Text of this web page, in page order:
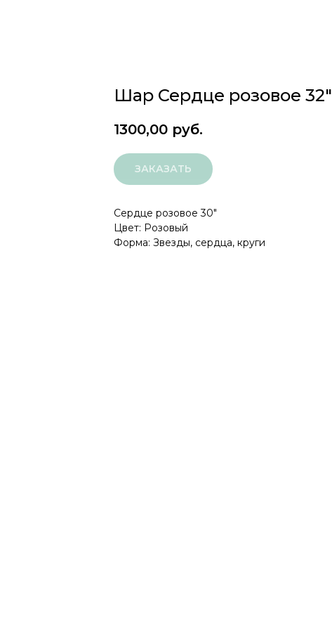
Шар Сердце розовое 32"
1300,00 руб.
ЗАКАЗАТЬ
Сердце розовое 30"
Цвет: Розовый
Форма: Звезды, сердца, круги